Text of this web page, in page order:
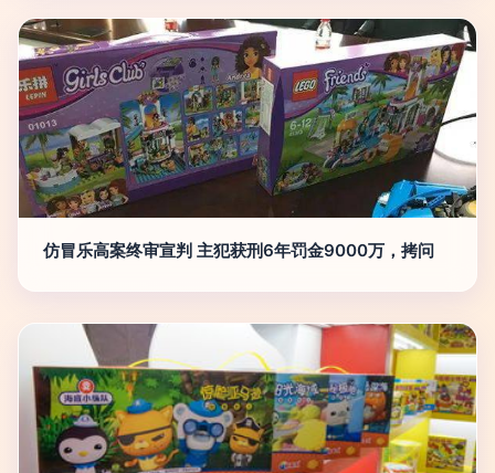
仿冒乐高案终审宣判 主犯获刑6年罚金9000万，拷问